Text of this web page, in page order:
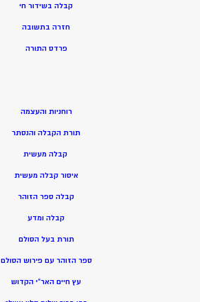
קבלה בשידור חי
חזרה בתשובה
פרדס התורה
רוחניות והעצמה
תורת הקבלה והנסתר
קבלה מעשית
איסור קבלה מעשית
קבלה ספר הזוהר
קבלה ומדע
תורת בעל הסולם
ספר הזוהר עם פירוש הסולם
עץ חיים האר”י הקדוש